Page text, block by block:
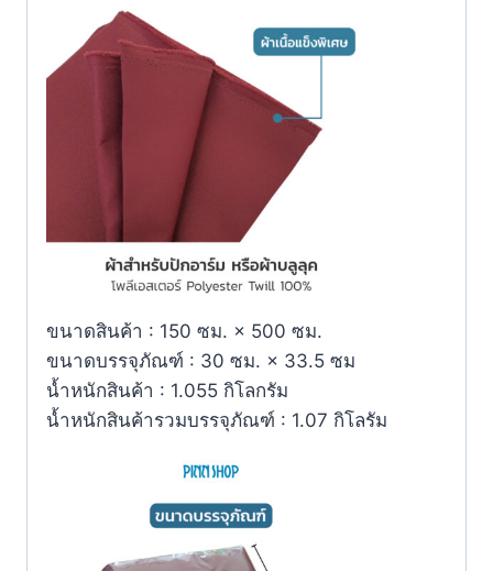
ขนาดสินค้า : 150 ซม. × 500 ซม.
ขนาดบรรจุภัณฑ์ : 30 ซม. × 33.5 ซม
น้ำหนักสินค้า : 1.055 กิโลกรัม
น้ำหนักสินค้ารวมบรรจุภัณฑ์ : 1.07 กิโลรัม